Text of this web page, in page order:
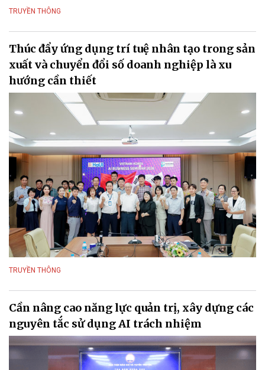
TRUYỀN THÔNG
Thúc đẩy ứng dụng trí tuệ nhân tạo trong sản
xuất và chuyển đổi số doanh nghiệp là xu
hướng cần thiết
TRUYỀN THÔNG
Cần nâng cao năng lực quản trị, xây dựng các
nguyên tắc sử dụng AI trách nhiệm